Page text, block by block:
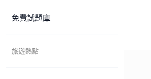
免費試題庫
旅遊熱點